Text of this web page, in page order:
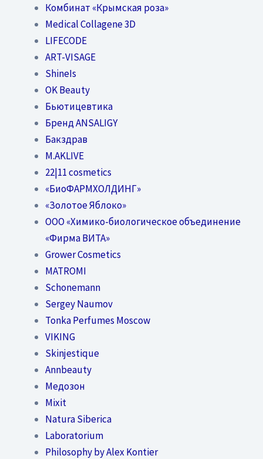
Комбинат «Крымская роза»
Medical Collagene 3D
LIFECODE
ART-VISAGE
ShineIs
OK Beauty
Бьютицевтика
Бренд ANSALIGY
Бакздрав
M.AKLIVE
22|11 cosmetics
«БиоФАРМХОЛДИНГ»
«Золотое Яблоко»
OOO «Химико-биологическое объединение
«Фирма ВИТА»
Grower Cosmetics
MATROMI
Schonemann
Sergey Naumov
Tonka Perfumes Moscow
VIKING
Skinjestique
Annbeauty
Медозон
Mixit
Natura Siberica
Laboratorium
Philosophy by Alex Kontier